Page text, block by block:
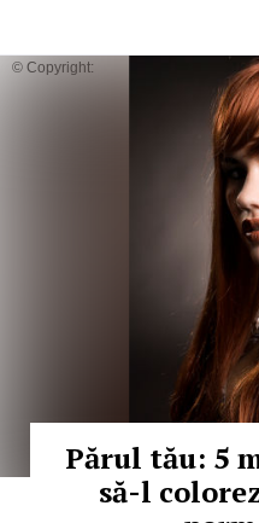
© Copyright:
Părul tău: 5
să-l